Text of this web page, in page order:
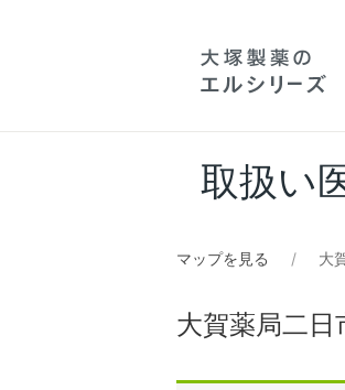
取扱い
マップを見る 大
大賀薬局二日